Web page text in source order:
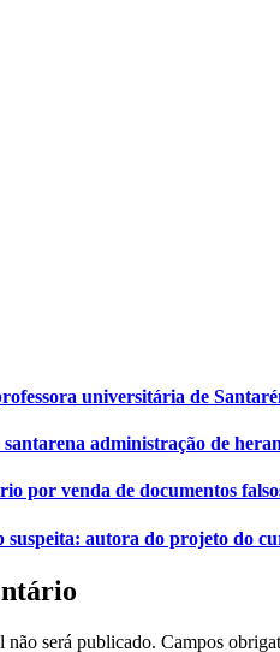
universitária de
santarena administração de
por venda de documentos
autora do projeto do
não será publicado. Campos